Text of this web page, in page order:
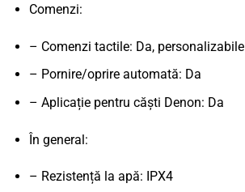
Comenzi:
– Comenzi tactile: Da, personalizabile
– Pornire/oprire automată: Da
– Aplicație pentru căști Denon: Da
În general:
– Rezistență la apă: IPX4